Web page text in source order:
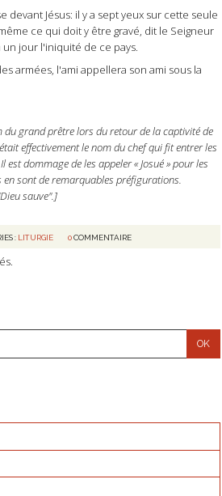
devant Jésus: il y a sept yeux sur cette seule
ce qui doit y être gravé, dit le Seigneur
jour l'iniquité de ce pays.
armées, l'ami appellera son ami sous la
du grand prêtre lors du retour de la captivité de
effectivement le nom du chef qui fit entrer les
dommage de les appeler « Josué » pour les
sont de remarquables préfigurations.
sauve".]
: LITURGIE 0COMMENTAIRE